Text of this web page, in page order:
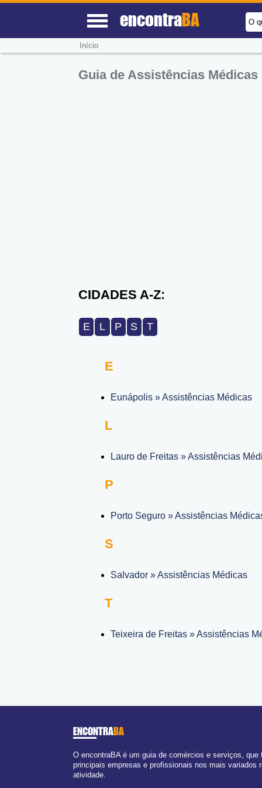
encontraBA O
Início
Guia de Assistências
CIDADES A-Z:
E L P S T
E
Eunápolis » Assistências Médicas
L
Lauro de Freitas » Assistências
P
Porto Seguro » Assistências
S
Salvador » Assistências Médicas
T
Teixeira de Freitas » Assistências
ENCONTRABA
O encontraBA é um guia de comércios e serviços, que
principais empresas e profissionais nos mais variados
atividade.